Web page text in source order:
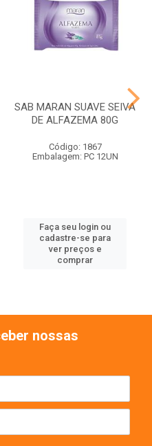
SAB MARAN SUAVE SEIVA
DE ALFAZEMA 80G
Código: 1867
Embalagem: PC 12UN
Faça seu login ou
cadastre-se para
ver preços e
comprar
nossas